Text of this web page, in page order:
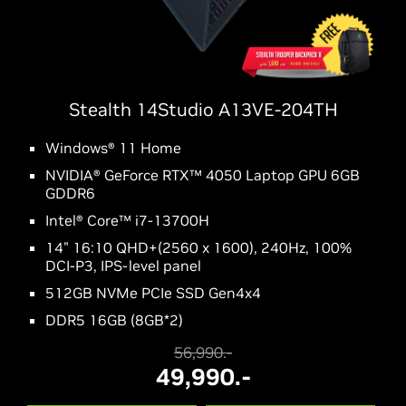
Stealth 14Studio A13VE-204TH
Windows® 11 Home
NVIDIA® GeForce RTX™ 4050 Laptop GPU 6GB
GDDR6
Intel® Core™ i7-13700H
14" 16:10 QHD+(2560 x 1600), 240Hz, 100%
DCI-P3, IPS-level panel
512GB NVMe PCIe SSD Gen4x4
DDR5 16GB (8GB*2)
56,990.-
49,990.-